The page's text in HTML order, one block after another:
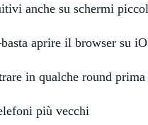
anche su schermi
aprire il browser su
in qualche round
più vecchi